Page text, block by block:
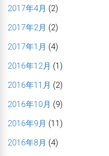
2017年4月 (2)
2017年2月 (2)
2017年1月 (4)
2016年12月 (1)
2016年11月 (2)
2016年10月 (9)
2016年9月 (11)
2016年8月 (4)